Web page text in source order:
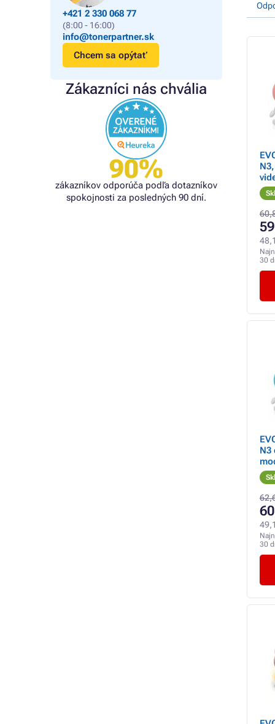
+421 2 330 068 77
(8:00 - 16:00)
info@tonerpartner.sk
Chcem sa opýtať
Zákazníci nás chvália
90%
zákazníkov odporúča podľa dotazníkov
spokojnosti za posledných 90 dní.
30
N3
30